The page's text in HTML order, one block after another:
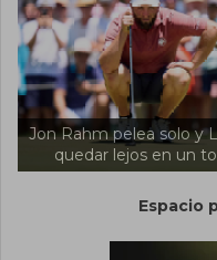
Jon Rahm pelea solo y
quedar lejos en un
Espacio